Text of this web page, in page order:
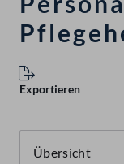
Exportieren